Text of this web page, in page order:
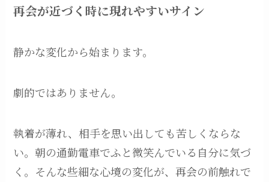
再会が近づく時に現れやすいサイン
静かな変化から始まります。
劇的ではありません。
執着が薄れ、相手を思い出しても苦しくならな
い。朝の通勤電車でふと微笑んでいる自分に気づ
く。そんな些細な心境の変化が、再会の前触れで